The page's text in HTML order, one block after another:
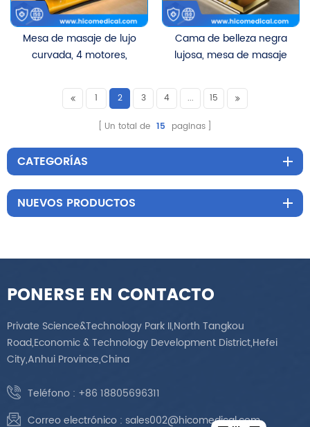
Mesa de masaje de lujo
curvada, 4 motores,
salón, cama de belleza
Facial eléctrica
ergonómica para
dorada
Cama de belleza negra
lujosa, mesa de masaje
curvo eléctrico, cama de
pestañas faciales con 3
1 2 3 4 ... 15
Un total de 15 paginas
CATEGORÍAS
NUEVOS PRODUCTOS
PONERSE EN CONTACTO
Private Science&Technology Park II,North Tangkou
Road,Economic & Technology Development District,Hefei
City,Anhui Province,China
Teléfono : +86 18805696311
Correo electrónico : sales002@hicomedical.com